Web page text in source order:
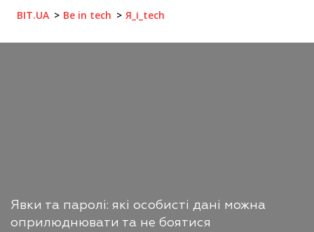
BIT.UA Be in tech Я_і_tech
Явки та паролі: які особисті дані можна
оприлюднювати та не боятися